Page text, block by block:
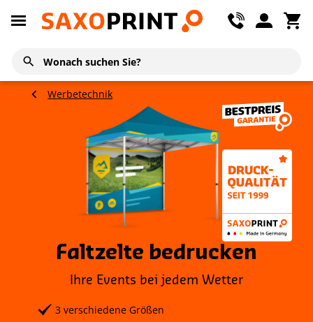
Werbetechnik
Faltzelte bedrucken
Ihre Events bei jedem Wetter
3 verschiedene Größen